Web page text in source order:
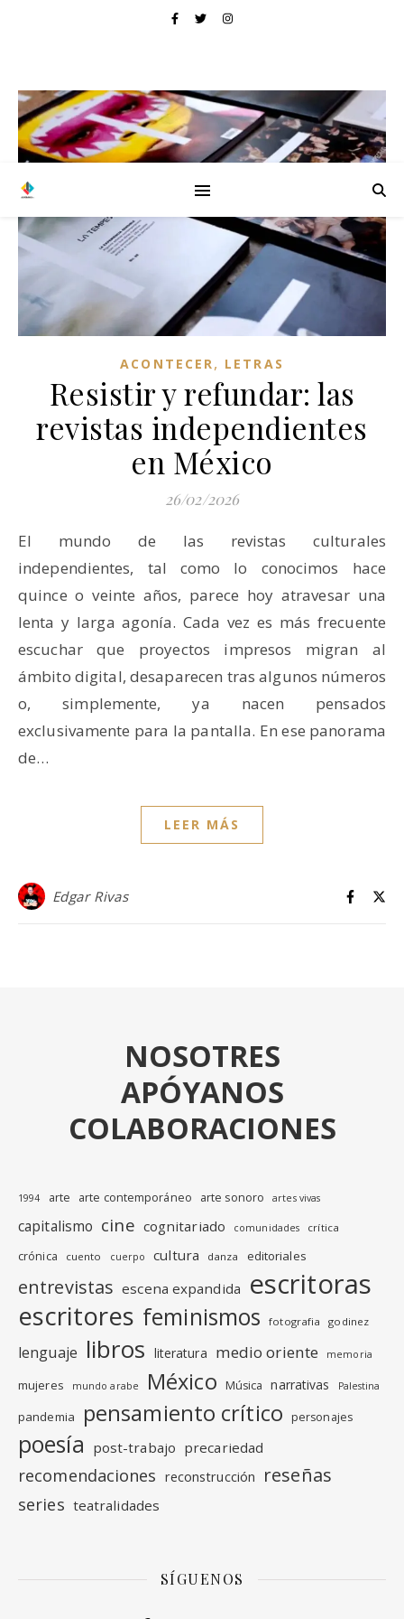
ACONTECER, LETRAS
Resistir y refundar: las
revistas independientes
en México
26/02/2026
El mundo de las revistas culturales
independientes, tal como lo conocimos hace
quince o veinte años, parece hoy atravesar una
lenta y larga agonía. Cada vez es más frecuente
escuchar que proyectos impresos migran al
ámbito digital, desaparecen tras algunos números
o, simplemente, ya nacen pensados
exclusivamente para la pantalla. En ese panorama
de…
LEER MÁS
Edgar Rivas
NOSOTRES
APÓYANOS
COLABORACIONES
1994 arte arte contemporáneo arte sonoro artes vivas
capitalismo cine cognitariado comunidades crítica
crónica cuento cuerpo cultura danza editoriales
entrevistas escena expandida escritoras
escritores feminismos fotografia godinez
lenguaje libros literatura medio oriente memoria
mujeres mundo arabe México Música narrativas Palestina
pandemia pensamiento crítico personajes
poesía post-trabajo precariedad
recomendaciones reconstrucción reseñas
series teatralidades
SÍGUENOS